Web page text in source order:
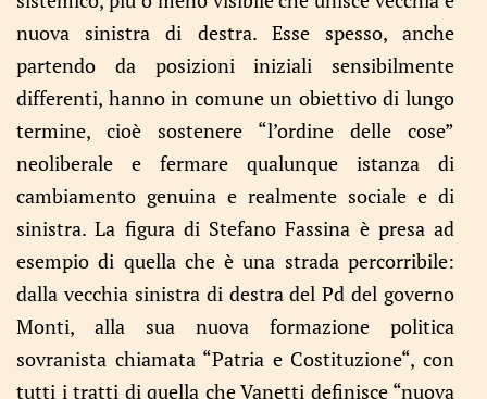
nuova sinistra di destra. Esse spesso, anche
partendo da posizioni iniziali sensibilmente
differenti, hanno in comune un obiettivo di lungo
termine, cioè sostenere “l’ordine delle cose”
neoliberale e fermare qualunque istanza di
cambiamento genuina e realmente sociale e di
sinistra. La figura di Stefano Fassina è presa ad
esempio di quella che è una strada percorribile:
dalla vecchia sinistra di destra del Pd del governo
Monti, alla sua nuova formazione politica
sovranista chiamata “Patria e Costituzione“, con
tutti i tratti di quella che Vanetti definisce “nuova